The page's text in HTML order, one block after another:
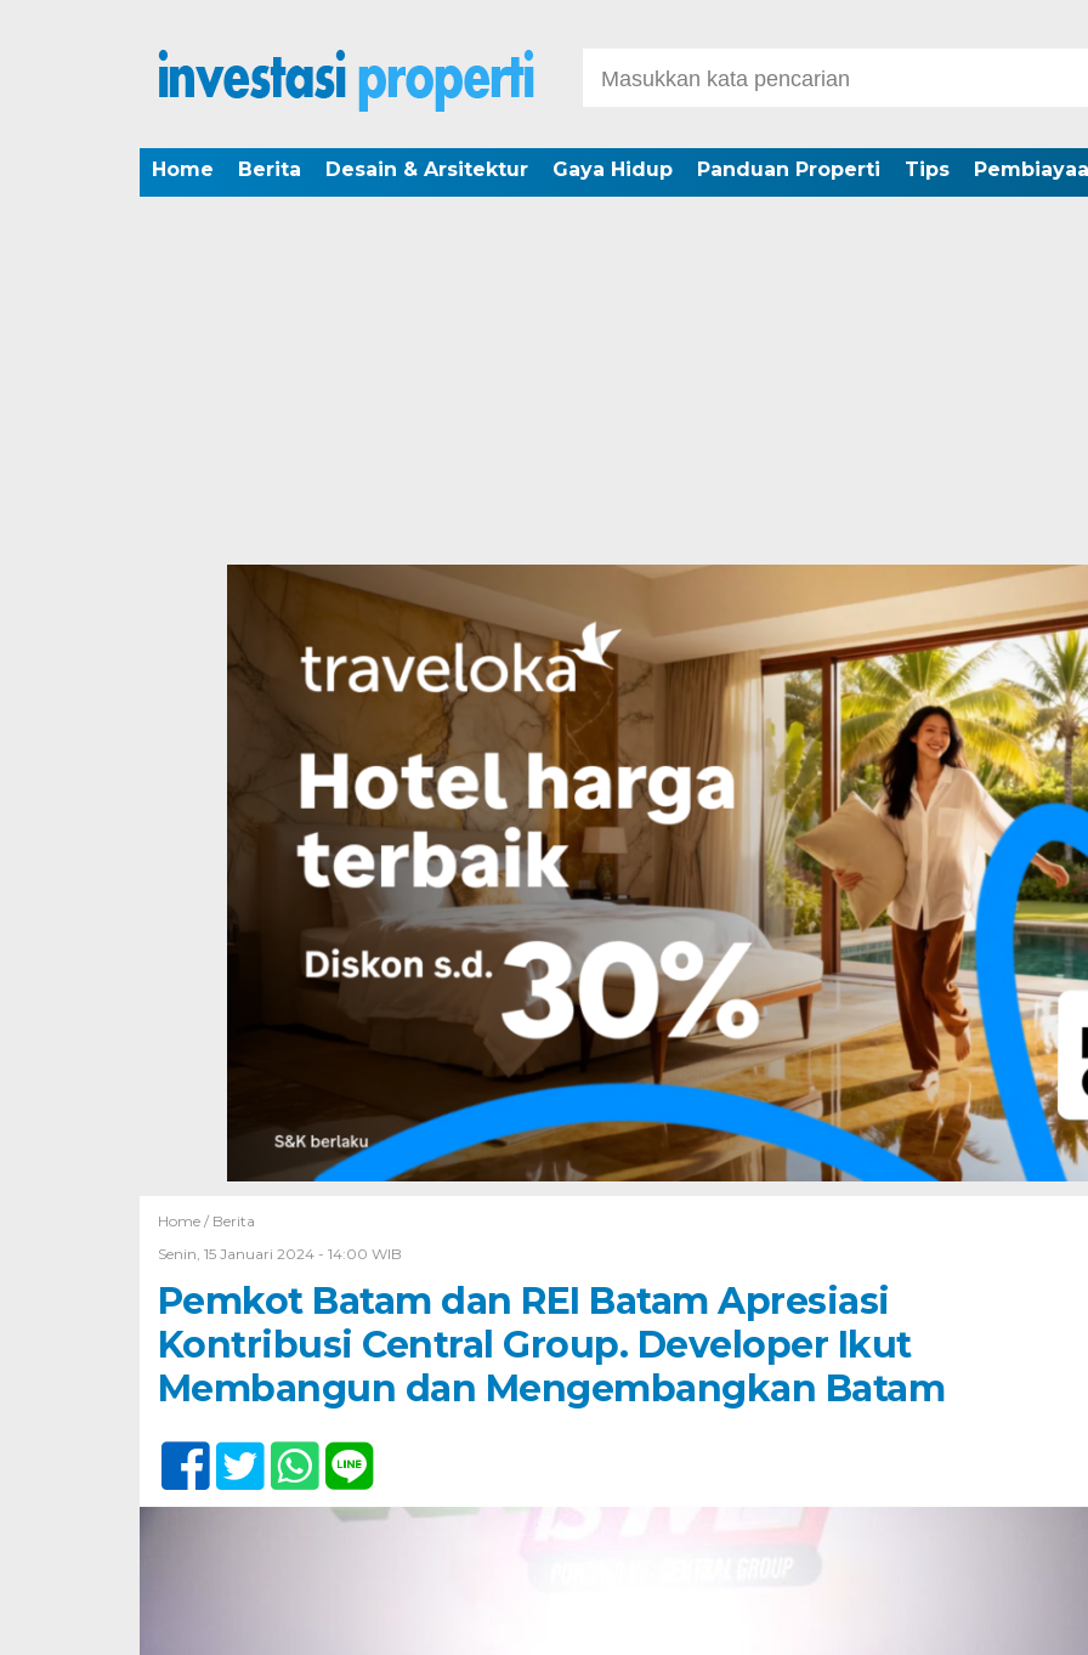
Home Berita Desain & Arsitektur Gaya Hidup Panduan Properti Tips
Home / Berita
Senin, 15 Januari 2024 - 14:00 WIB
Pemkot Batam dan REI Batam Apresiasi
Kontribusi Central Group. Developer Ikut
Membangun dan Mengembangkan Batam